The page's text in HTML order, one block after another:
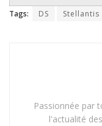
Tags: DS Stellantis
Passionnée par
l'actualité